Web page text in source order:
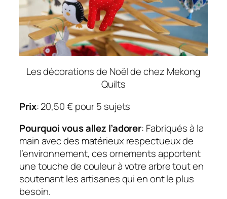
Les décorations de Noël de chez Mekong
Quilts
Prix: 20,50 € pour 5 sujets
Pourquoi vous allez l’adorer: Fabriqués à la
main avec des matérieux respectueux de
l’environnement, ces ornements apportent
une touche de couleur à votre arbre tout en
soutenant les artisanes qui en ont le plus
besoin.